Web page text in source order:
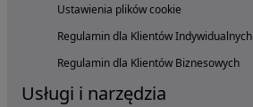
Ustawienia plików cookie
Regulamin dla Klientów Indywidualnych
Regulamin dla Klientów Biznesowych
Usługi i narzędzia